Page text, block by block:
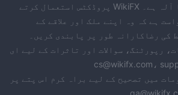
معلومات تلاش کرنے کا آلہ ہے۔ WikiFX پروڈکٹس استعمال کرتے
ہے کہ وہ اپنے ملک اور علاقے کے
کی رضاکارانہ طور پر پابندی کریں۔
رپورٹنگ، سوالات اور تاثرات کے لیے ای
میں تصحیح کے لیے براہ کرم اس پتے پر